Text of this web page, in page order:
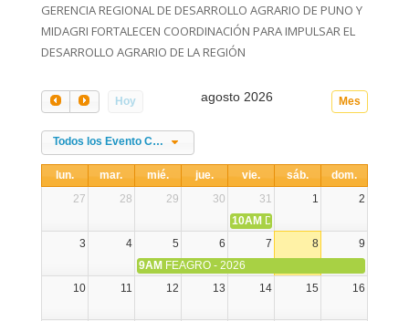
GERENCIA REGIONAL DE DESARROLLO AGRARIO DE PUNO Y
MIDAGRI FORTALECEN COORDINACIÓN PARA IMPULSAR EL
DESARROLLO AGRARIO DE LA REGIÓN
Hoy Mes
agosto 2026
Todos los Evento Categories
lun. mar. mié. jue. vie. sáb.
dom.
27
28 29 30 31 1
2
10AM DIA NACIONAL DE LA
3
4 5 6 7 8
9
9AM FEAGRO - 2026
10
11 12 13 14 15 16